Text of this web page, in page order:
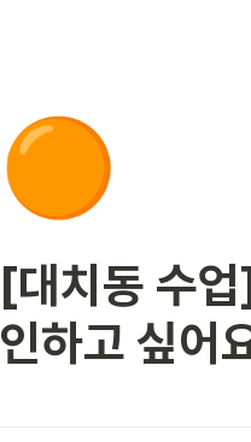
🟠
[대치동 수
인하고 싶어